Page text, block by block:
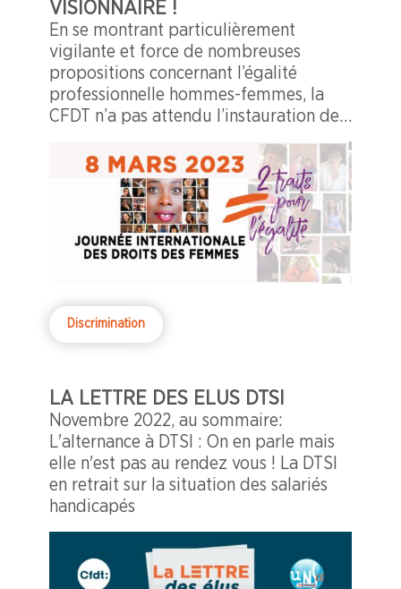
VISIONNAIRE !
En se montrant particulièrement
vigilante et force de nombreuses
propositions concernant l’égalité
professionnelle hommes-femmes, la
CFDT n’a pas attendu l’instauration de
la Journée internationale des droits des
femmes.
Discrimination
LA LETTRE DES ELUS DTSI
Novembre 2022, au sommaire:
L'alternance à DTSI : On en parle mais
elle n'est pas au rendez vous ! La DTSI
en retrait sur la situation des salariés
handicapés